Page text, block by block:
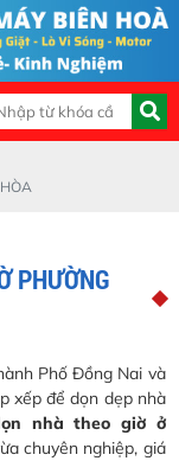
PHƯỜNG
Phố Đồng Nai và
xếp để dọn dẹp nhà
nhà theo giờ ở
chuyên nghiệp, giá